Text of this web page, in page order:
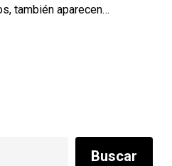
también aparecen…
Buscar